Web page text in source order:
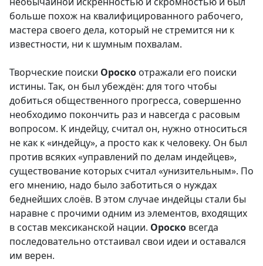
больше похож на квалифицированного рабочего,
мастера своего дела, который не стремится ни к
известности, ни к шумным похвалам.
Творческие поиски Ороско отражали его поиски
истины. Так, он был убеждён: для того чтобы
добиться общественного прогресса, совершенно
необходимо покончить раз и навсегда с расовым
вопросом. К индейцу, считал он, нужно относиться
не как к «индейцу», а просто как к человеку. Он был
против всяких «управлений по делам индейцев»,
существование которых считал «унизительным». По
его мнению, надо было заботиться о нуждах
беднейших слоёв. В этом случае индейцы стали бы
наравне с прочими одним из элементов, входящих
в состав мексиканской нации. Ороско всегда
последовательно отстаивал свои идеи и оставался
им верен.